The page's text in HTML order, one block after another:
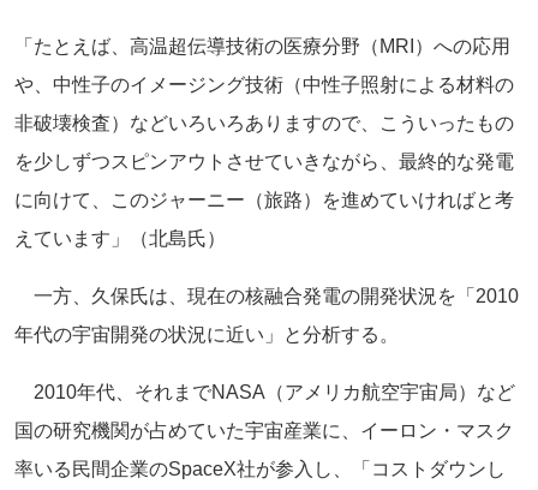
「たとえば、高温超伝導技術の医療分野（MRI）への応用
や、中性子のイメージング技術（中性子照射による材料の
非破壊検査）などいろいろありますので、こういったもの
を少しずつスピンアウトさせていきながら、最終的な発電
に向けて、このジャーニー（旅路）を進めていければと考
えています」（北島氏）
一方、久保氏は、現在の核融合発電の開発状況を「2010
年代の宇宙開発の状況に近い」と分析する。
2010年代、それまでNASA（アメリカ航空宇宙局）など
国の研究機関が占めていた宇宙産業に、イーロン・マスク
率いる民間企業のSpaceX社が参入し、「コストダウンし